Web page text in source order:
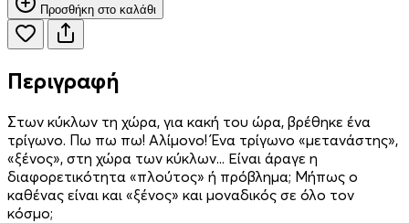
Προσθήκη στο καλάθι
Περιγραφή
Στων κύκλων τη χώρα, για κακή του ώρα, βρέθηκε ένα
τρίγωνο. Πω πω πω! Αλίμονο! Ένα τρίγωνο «μετανάστης»,
«ξένος», στη χώρα των κύκλων... Είναι άραγε η
διαφορετικότητα «πλούτος» ή πρόβλημα; Μήπως ο
καθένας είναι και «ξένος» και μοναδικός σε όλο τον
κόσμο;